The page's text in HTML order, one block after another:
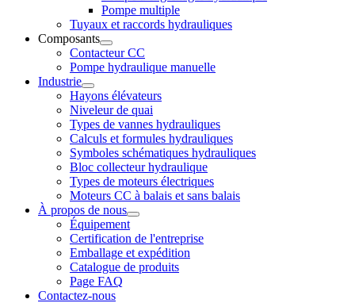
Pompe multiple
Tuyaux et raccords hydrauliques
Composants
Contacteur CC
Pompe hydraulique manuelle
Industrie
Hayons élévateurs
Niveleur de quai
Types de vannes hydrauliques
Calculs et formules hydrauliques
Symboles schématiques hydrauliques
Bloc collecteur hydraulique
Types de moteurs électriques
Moteurs CC à balais et sans balais
À propos de nous
Équipement
Certification de l'entreprise
Emballage et expédition
Catalogue de produits
Page FAQ
Contactez-nous